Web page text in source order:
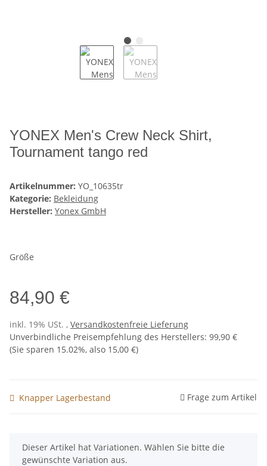
YONEX Men's Crew Neck Shirt,
Tournament tango red
Artikelnummer: YO_10635tr
Kategorie: Bekleidung
Hersteller: Yonex GmbH
Größe
84,90 €
inkl. 19% USt. , Versandkostenfreie Lieferung
Unverbindliche Preisempfehlung des Herstellers: 99,90 €
(Sie sparen 15.02%, also 15,00 €)
Knapper Lagerbestand Frage zum Artikel
x
Dieser Artikel hat Variationen. Wählen Sie bitte die
gewünschte Variation aus.